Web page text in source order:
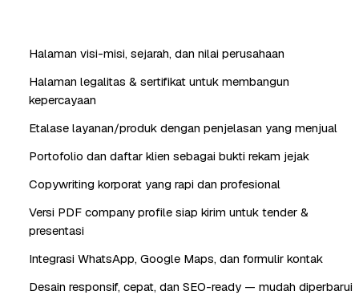
Halaman visi-misi, sejarah, dan nilai perusahaan
Halaman legalitas & sertifikat untuk membangun
kepercayaan
Etalase layanan/produk dengan penjelasan yang menjual
Portofolio dan daftar klien sebagai bukti rekam jejak
Copywriting korporat yang rapi dan profesional
Versi PDF company profile siap kirim untuk tender &
presentasi
Integrasi WhatsApp, Google Maps, dan formulir kontak
Desain responsif, cepat, dan SEO-ready — mudah diperbarui